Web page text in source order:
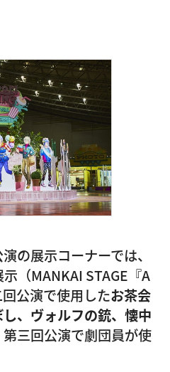
の展示コーナーでは、
（MANKAI STAGE『A
公演で使用したお茶会
、ヴォルフの銃、懐中
三回公演で劇団員が使